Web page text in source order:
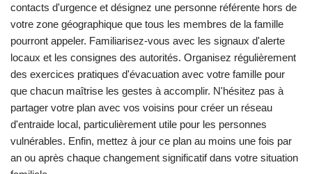
contacts d'urgence et désignez une personne référente hors de
votre zone géographique que tous les membres de la famille
pourront appeler. Familiarisez-vous avec les signaux d'alerte
locaux et les consignes des autorités. Organisez régulièrement
des exercices pratiques d'évacuation avec votre famille pour
que chacun maîtrise les gestes à accomplir. N'hésitez pas à
partager votre plan avec vos voisins pour créer un réseau
d'entraide local, particulièrement utile pour les personnes
vulnérables. Enfin, mettez à jour ce plan au moins une fois par
an ou après chaque changement significatif dans votre situation